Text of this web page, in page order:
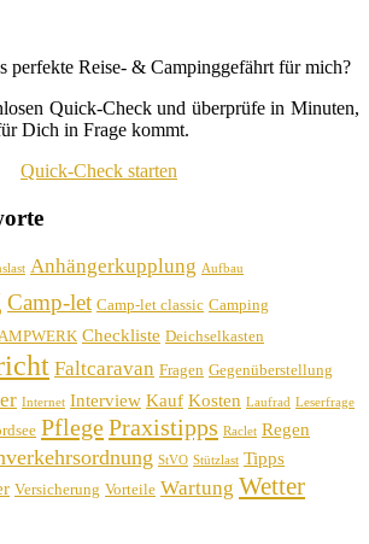
perfekte Reise- & Campinggefährt für mich?
Quick-Check und überprüfe in Minuten,
Dich in Frage kommt.
Quick-Check starten
Anhängerkupplung Aufbau
Camp-let Camp-let classic Camping
Checkliste Deichselkasten
Faltcaravan Fragen Gegenüberstellung
Internet Interview Kauf Kosten Laufrad Leserfrage
PflegePraxistipps Raclet Regen
StVO Stützlast Tipps
Versicherung Vorteile Wartung Wetter